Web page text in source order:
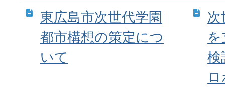
東広島市次世代学園
都市構想の策定につ
いて
次
検